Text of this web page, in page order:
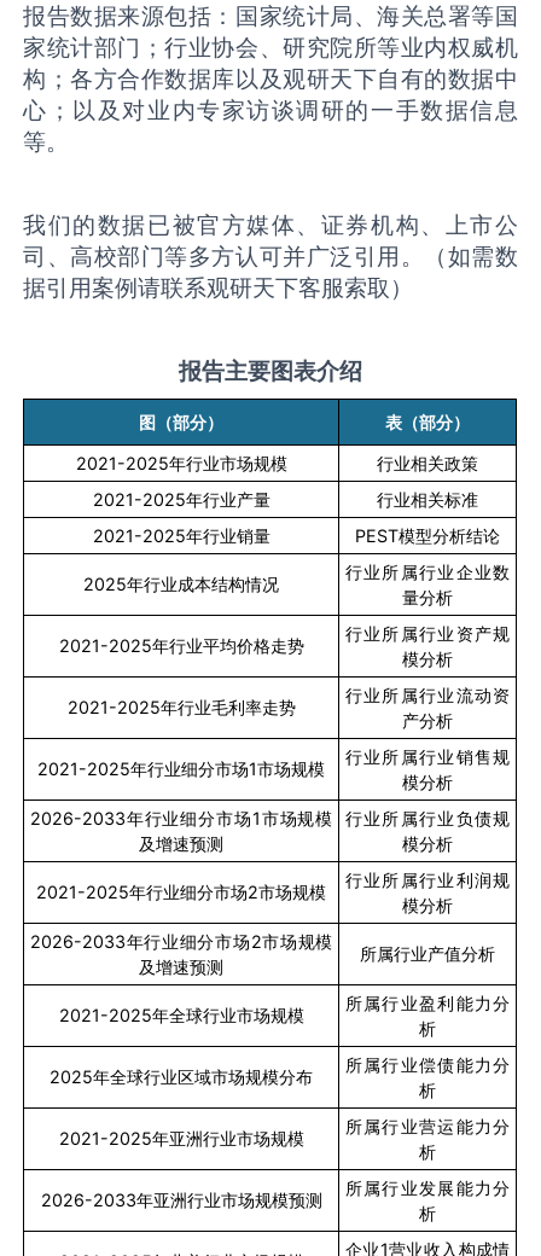
报告数据来源包括：国家统计局、海关总署等国
家统计部门；行业协会、研究院所等业内权威机
构；各方合作数据库以及观研天下自有的数据中
心；以及对业内专家访谈调研的一手数据信息
等。
我们的数据已被官方媒体、证券机构、上市公
司、高校部门等多方认可并广泛引用。（如需数
据引用案例请联系观研天下客服索取）
报告主要图表介绍
图（部分）
表（部分）
2021-2025年行业市场规模
行业相关政策
2021-2025年行业产量
行业相关标准
2021-2025年行业销量 PEST模型分析结论
2025年行业成本结构情况
行业所属行业企业数
量分析
2021-2025年行业平均价格走势
行业所属行业资产规
模分析
2021-2025年行业毛利率走势
行业所属行业流动资
产分析
2021-2025年行业细分市场1市场规模
行业所属行业销售规
模分析
2026-2033年行业细分市场1市场规模
及增速预测
行业所属行业负债规
模分析
2021-2025年行业细分市场2市场规模
行业所属行业利润规
模分析
2026-2033年行业细分市场2市场规模
及增速预测
所属行业产值分析
2021-2025年全球行业市场规模
所属行业盈利能力分
析
2025年全球行业区域市场规模分布
所属行业偿债能力分
析
2021-2025年亚洲行业市场规模
所属行业营运能力分
析
2026-2033年亚洲行业市场规模预测
所属行业发展能力分
析
企业1营业收入构成情